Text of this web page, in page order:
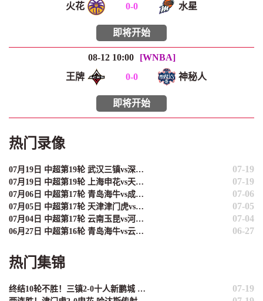
火花
0-0 水星
即将开始
08-12 10:00
[WNBA]
王牌
0-0 神秘人
即将开始
热门录像
07月19日 中超第19轮 武汉三镇vs深圳新鹏城 全场录像 07-19
07月19日 中超第19轮 上海申花vs天津津门虎 全场录像 07-19
07月06日 中超第17轮 青岛海牛vs成都蓉城 全场录像 07-06
07月05日 中超第17轮 天津津门虎vs深圳新鹏城 全场录像 07-05
07月04日 中超第17轮 云南玉昆vs河南 全场录像 07-04
06月27日 中超第16轮 青岛海牛vs云南玉昆 全场录像 06-27
热门集锦
终结10轮不胜！三镇2-0十人新鹏城 加布里埃尔直红 熊继政破门 07-19